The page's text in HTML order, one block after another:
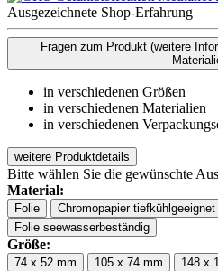
Ausgezeichnete Shop-Erfahrung
Fragen zum Produkt (weitere
in verschiedenen Größen
in verschiedenen Materialien
in verschiedenen
weitere Produktdetails
Bitte wählen Sie die gewünschte
Material:
Folie Chromopapier tiefkühlgeeignet
Folie seewasserbeständig
Größe:
74 x 52 mm 105 x 74 mm 148 x